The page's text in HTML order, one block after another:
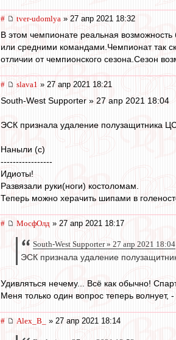
# tver-udomlya » 27 апр 2021 18:32
В этом чемпионате реальная
или средними командами.Чемпионат так
отличии от чемпионского сезона.Сезон
# slava1 » 27 апр 2021 18:21
South-West Supporter » 27 апр 2021 18:04
ЭСК признала удаление полузащитника
Наныли (с)
-----------------
Идиоты!
Развязали руки(ноги) костоломам.
Теперь можно херачить шипами в
# МосфОлд » 27 апр 2021 18:17
South-West Supporter » 27 апр 2021 18:04
ЭСК признала удаление
Удивляться нечему... Всё как обычно!
Меня только один вопрос теперь волнует,
# Alex_B_ » 27 апр 2021 18:14